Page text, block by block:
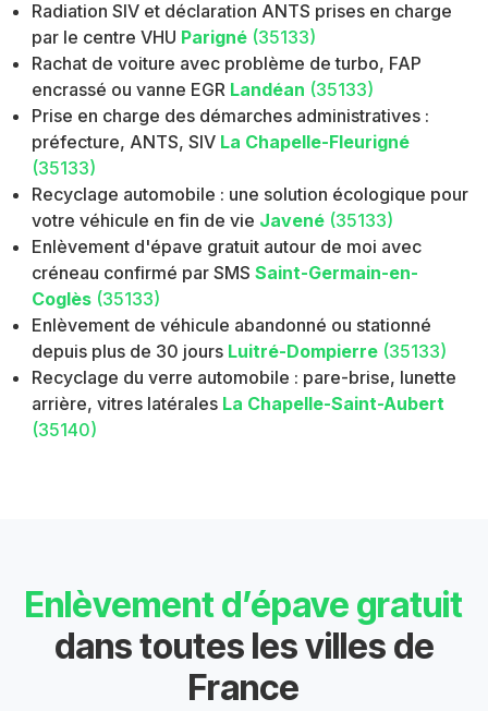
Radiation SIV et déclaration ANTS prises en charge
par le centre VHU Parigné (35133)
Rachat de voiture avec problème de turbo, FAP
encrassé ou vanne EGR Landéan (35133)
Prise en charge des démarches administratives :
préfecture, ANTS, SIV La Chapelle-Fleurigné
(35133)
Recyclage automobile : une solution écologique pour
votre véhicule en fin de vie Javené (35133)
Enlèvement d'épave gratuit autour de moi avec
créneau confirmé par SMS Saint-Germain-en-
Coglès (35133)
Enlèvement de véhicule abandonné ou stationné
depuis plus de 30 jours Luitré-Dompierre (35133)
Recyclage du verre automobile : pare-brise, lunette
arrière, vitres latérales La Chapelle-Saint-Aubert
(35140)
Enlèvement d’épave gratuit
dans toutes les villes de
France